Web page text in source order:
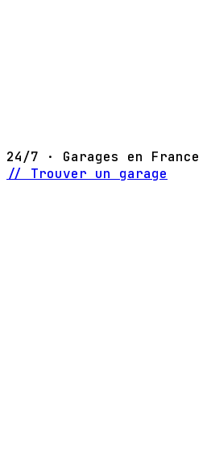
24/7 · Garages en France
// Trouver un garage